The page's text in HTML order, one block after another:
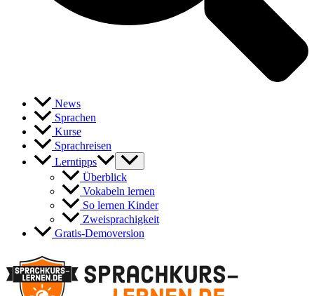
News
Sprachen
Kurse
Sprachreisen
Lerntipps
Überblick
Vokabeln lernen
So lernen Kinder
Zweisprachigkeit
Gratis-Demoversion